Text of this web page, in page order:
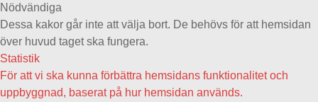
Nödvändiga
Dessa kakor går inte att välja bort. De behövs för att hemsidan
över huvud taget ska fungera.
Statistik
För att vi ska kunna förbättra hemsidans funktionalitet och
uppbyggnad, baserat på hur hemsidan används.